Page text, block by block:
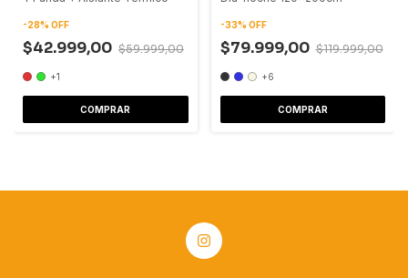
-28% OFF
$42.999,00 $59.999,00
+1
COMPRAR
-33% OFF
$79.999,00 $119.999,00
+6
COMPRAR